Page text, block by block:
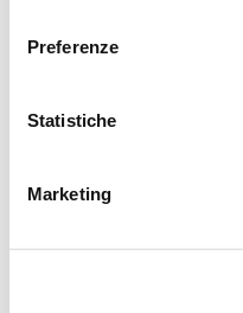
Preferenze
Statistiche
Marketing
Lascia ora un messaggio